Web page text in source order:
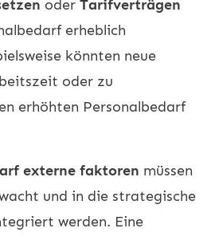
oder Tarifverträgen
erheblich
könnten neue
oder zu
erhöhten Personalbedarf
externe faktoren müssen
und in die strategische
werden. Eine